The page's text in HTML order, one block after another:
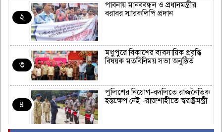
২
পাবনায় মানববন্ধন ও প্রধানমন্ত্রীর
বরাবর স্মারকলিপি প্রদান
৩
মধুপুরে বিকাশের ব্যবসায়িক প্রবৃদ্ধি
বিষয়ক মতবিনিময় সভা অনুষ্ঠিত
৪
পুলিশের নিয়োগ-বদলিতে রাজনৈতিক
হস্তক্ষেপ নেই -রাজশাহীতে স্বরাষ্ট্রমন্ত্রী